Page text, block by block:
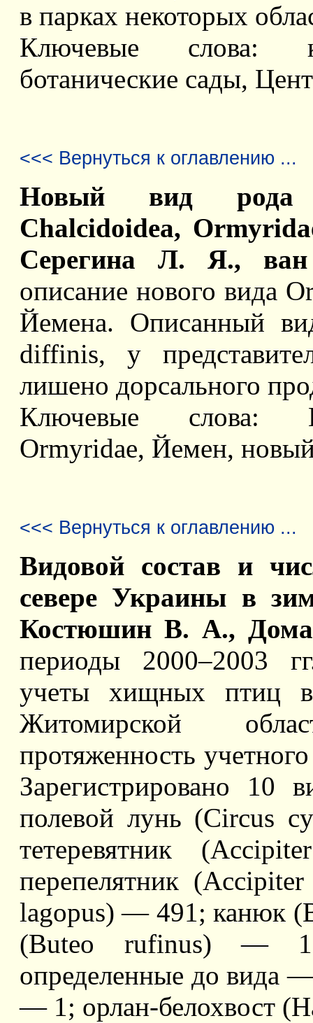
в парках некоторых
Ключевые слова:
ботанические сады,
<<< Вернуться к оглавлению ...
Новый вид рода
Chalcidoidea,
Серегина Л. Я.,
описание нового вида
Йемена. Описанный
diffinis, у
лишено дорсального
Ключевые слова:
Ormyridae, Йемен,
<<< Вернуться к оглавлению ...
Видовой состав и
севере Украины в
Костюшин В. А.,
периоды 2000–2003
учеты хищных птиц в
Житомирской
протяженность
Зарегистрировано
полевой лунь (Circus
тетеревятник
перепелятник
lagopus) — 491; канюк
(Buteo rufinus) —
определенные до вида
— 1; орлан-белохвост